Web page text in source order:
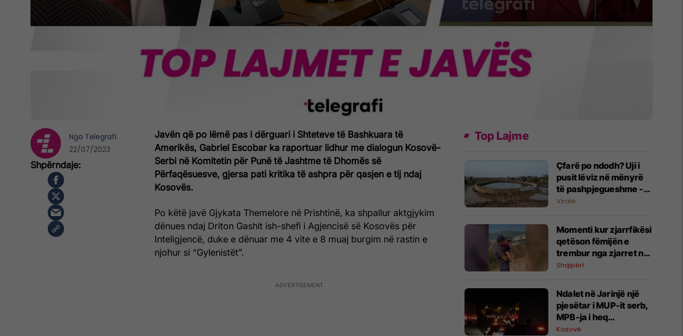
Javën që po lëmë pas i dërguari i Shteteve të Bashkuara të
Amerikës, Gabriel Escobar ka raportuar lidhur me dialogun Kosovë-
Serbi në Komitetin për Punë të Jashtme të Dhomës së
Përfaqësuesve, gjersa pati kritika të ashpra për qasjen e tij ndaj
Kosovës.
Po këtë javë Gjykata Themelore në Prishtinë, ka shpallur aktgjykim
dënues ndaj Driton Gashit ish-shefi i Agjencisë së Kosovës për
Inteligjencë, duke e dënuar me 4 vite e 8 muaj burgim në rastin e
njohur si “Gylenistët”.
Nga Telegrafi
22/07/2023
Top Lajme
Çfarë po ndodh? Uji i
pusit lëviz në mënyrë
të pashpjegueshme -
banorët në Indi të
Virale
Momenti kur zjarrfikësi
qetëson fëmijën e
trembur nga zjarret në
Mallakastër,
Shqipëri
Ndalet në Jarinjë një
pjesëtar i MUP-it serb,
MPB-ja i heq
shtetësinë e Kosovës
Kosovë